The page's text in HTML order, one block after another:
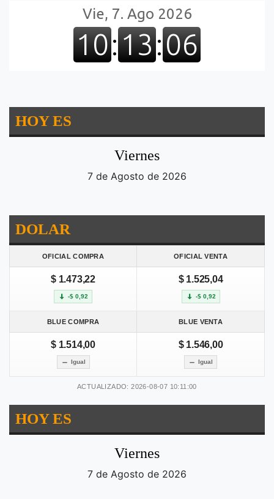
HOY ES
Viernes
7 de Agosto de 2026
DOLAR
OFICIAL COMPRA OFICIAL VENTA
$ 1.473,22
-$ 0,92
$ 1.525,04
-$ 0,92
BLUE COMPRA BLUE VENTA
$ 1.514,00
Igual
$ 1.546,00
Igual
ACTUALIZADO: 2026-08-07 10:11:00
HOY ES
Viernes
7 de Agosto de 2026